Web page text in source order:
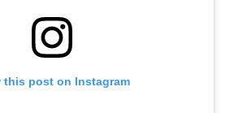
this post on Instagram